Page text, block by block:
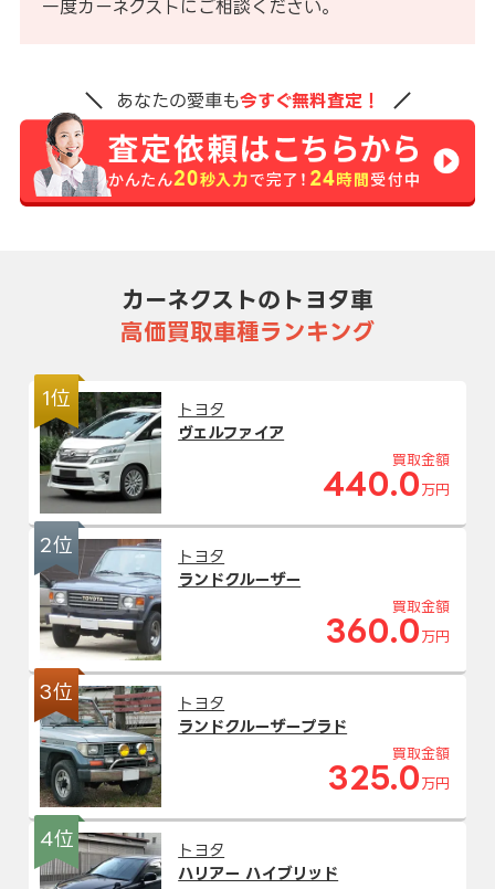
一度カーネクストにご相談ください。
あなたの愛車も今すぐ無料査定！
カーネクストのトヨタ車
高価買取車種ランキング
1位
トヨタ
ヴェルファイア
買取金額
440.0 万円
2位
トヨタ
ランドクルーザー
買取金額
360.0 万円
3位
トヨタ
ランドクルーザープラド
買取金額
325.0 万円
4位
トヨタ
ハリアー ハイブリッド